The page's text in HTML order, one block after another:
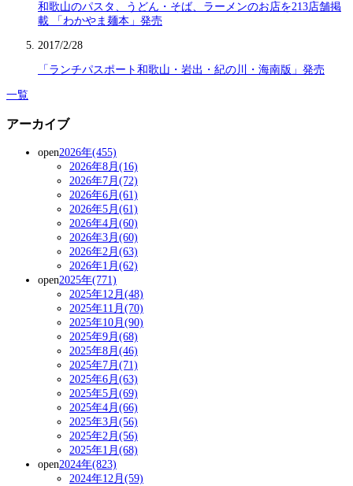
和歌山のパスタ、うどん・そば、ラーメンのお店を213店舗掲
載 「わかやま麺本」発売
2017/2/28
「ランチパスポート和歌山・岩出・紀の川・海南版」発売
一覧
アーカイブ
open2026年(455)
2026年8月(16)
2026年7月(72)
2026年6月(61)
2026年5月(61)
2026年4月(60)
2026年3月(60)
2026年2月(63)
2026年1月(62)
open2025年(771)
2025年12月(48)
2025年11月(70)
2025年10月(90)
2025年9月(68)
2025年8月(46)
2025年7月(71)
2025年6月(63)
2025年5月(69)
2025年4月(66)
2025年3月(56)
2025年2月(56)
2025年1月(68)
open2024年(823)
2024年12月(59)